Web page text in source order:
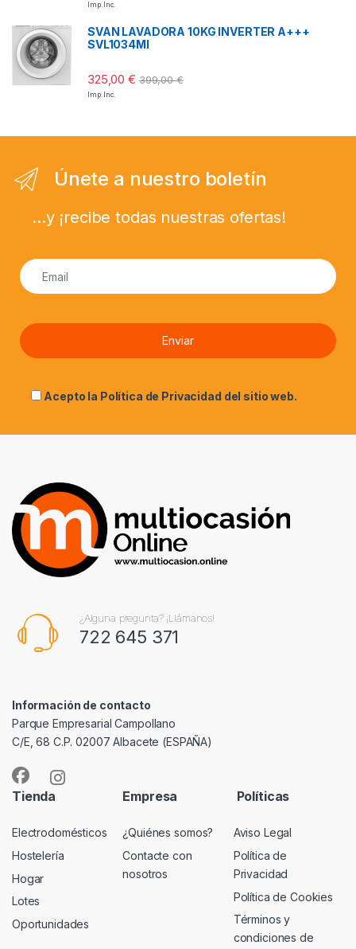
Imp. Inc.
SVAN LAVADORA 10KG INVERTER A+++
SVL1034MI
325,00€ 399,00€
Imp. Inc.
Únete a nuestro boletín
...y ¡recibe todas nuestras ofertas!
Acepto la Política de Privacidad del sitio web.
¿Alguna pregunta? ¡Llámanos!
722 645 371
Información de contacto
Parque Empresarial Campollano
C/E, 68 C.P. 02007 Albacete (ESPAÑA)
Tienda
Electrodomésticos
Hostelería
Hogar
Lotes
Oportunidades
Empresa
¿Quiénes somos?
Contacte con
nosotros
Políticas
Aviso Legal
Política de
Privacidad
Política de Cookies
Términos y
condiciones de